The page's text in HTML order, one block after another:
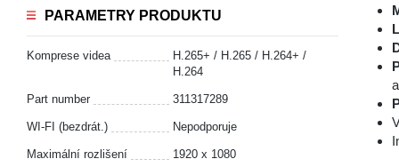
PARAMETRY PRODUKTU
Komprese videa
H.265+ / H.265 / H.264+ /
H.264
Part number 311317289
WI-FI (bezdrát.) Nepodporuje
Maximální rozlišení 1920 x 1080